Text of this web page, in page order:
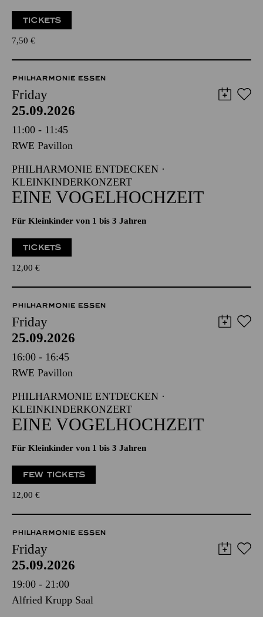
TICKETS
7,50 €
PHILHARMONIE ESSEN
Friday
25.09.2026
11:00 - 11:45
RWE Pavillon
PHILHARMONIE ENTDECKEN ·
KLEINKINDERKONZERT
EINE VOGELHOCHZEIT
Für Kleinkinder von 1 bis 3 Jahren
TICKETS
12,00 €
PHILHARMONIE ESSEN
Friday
25.09.2026
16:00 - 16:45
RWE Pavillon
PHILHARMONIE ENTDECKEN ·
KLEINKINDERKONZERT
EINE VOGELHOCHZEIT
Für Kleinkinder von 1 bis 3 Jahren
FEW TICKETS
12,00 €
PHILHARMONIE ESSEN
Friday
25.09.2026
19:00 - 21:00
Alfried Krupp Saal